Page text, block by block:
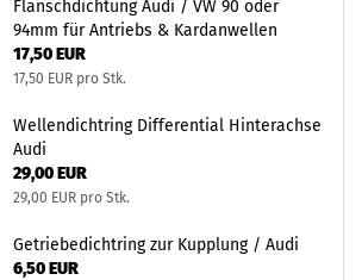
Flanschdichtung Audi / VW 90 oder
94mm für Antriebs & Kardanwellen
17,50 EUR
17,50 EUR pro Stk.
Wellendichtring Differential Hinterachse
Audi
29,00 EUR
29,00 EUR pro Stk.
Getriebedichtring zur Kupplung / Audi
6,50 EUR